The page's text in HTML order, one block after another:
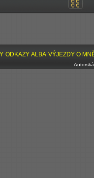
ODKAZY ALBA VÝJEZDY O